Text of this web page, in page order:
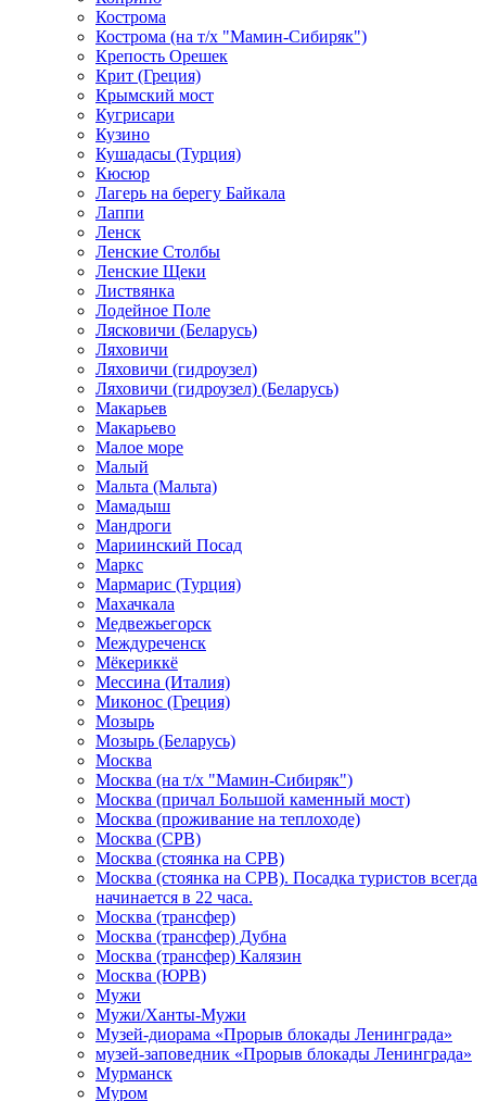
Кострома
Кострома (на т/х "Мамин-Сибиряк")
Крепость Орешек
Крит (Греция)
Крымский мост
Кугрисари
Кузино
Кушадасы (Турция)
Кюсюр
Лагерь на берегу Байкала
Лаппи
Ленск
Ленские Столбы
Ленские Щеки
Листвянка
Лодейное Поле
Лясковичи (Беларусь)
Ляховичи
Ляховичи (гидроузел)
Ляховичи (гидроузел) (Беларусь)
Макарьев
Макарьево
Малое море
Малый
Мальта (Мальта)
Мамадыш
Мандроги
Мариинский Посад
Маркс
Мармарис (Турция)
Махачкала
Медвежьегорск
Междуреченск
Мёкериккё
Мессина (Италия)
Миконос (Греция)
Мозырь
Мозырь (Беларусь)
Москва
Москва (на т/х "Мамин-Сибиряк")
Москва (причал Большой каменный мост)
Москва (проживание на теплоходе)
Москва (СРВ)
Москва (стоянка на СРВ)
Москва (стоянка на СРВ). Посадка туристов всегда
начинается в 22 часа.
Москва (трансфер)
Москва (трансфер) Дубна
Москва (трансфер) Калязин
Москва (ЮРВ)
Мужи
Мужи/Ханты-Мужи
Музей-диорама «Прорыв блокады Ленинграда»
музей-заповедник «Прорыв блокады Ленинграда»
Мурманск
Муром